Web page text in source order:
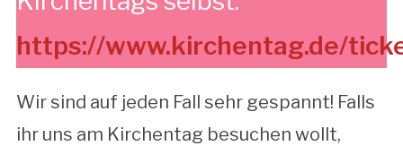
https://www.kirchentag.de/
Wir sind auf jeden Fall sehr gespannt! Falls
ihr uns am Kirchentag besuchen wollt,